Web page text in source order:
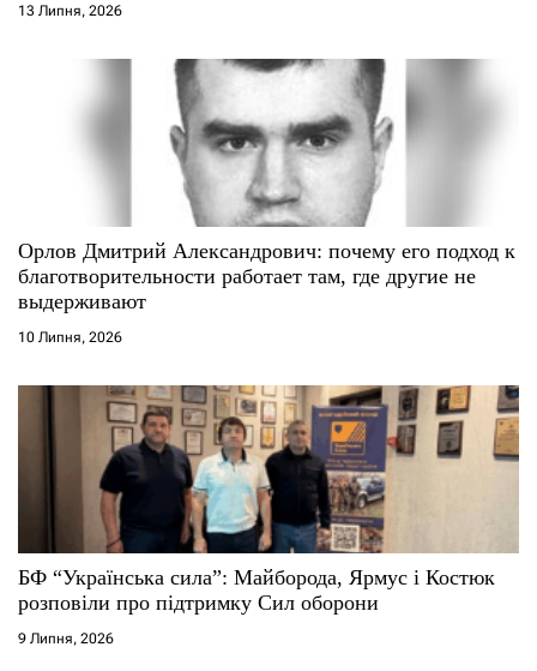
в
13 Липня, 2026
Орлов Дмитрий Александрович: почему его подход к
благотворительности работает там, где другие не
выдерживают
10 Липня, 2026
БФ “Українська сила”: Майборода, Ярмус і Костюк
розповіли про підтримку Сил оборони
9 Липня, 2026